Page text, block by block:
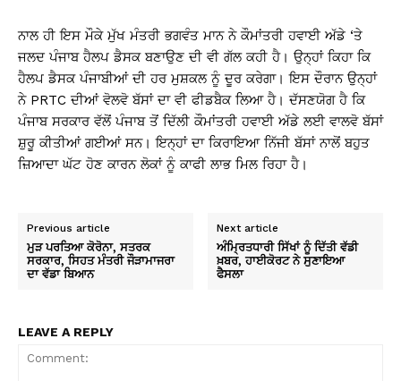
ਨਾਲ ਹੀ ਇਸ ਮੌਕੇ ਮੁੱਖ ਮੰਤਰੀ ਭਗਵੰਤ ਮਾਨ ਨੇ ਕੌਮਾਂਤਰੀ ਹਵਾਈ ਅੱਡੇ ‘ਤੇ
ਜਲਦ ਪੰਜਾਬ ਹੈਲਪ ਡੈਸਕ ਬਣਾਉਣ ਦੀ ਵੀ ਗੱਲ ਕਹੀ ਹੈ। ਉਨ੍ਹਾਂ ਕਿਹਾ ਕਿ
ਹੈਲਪ ਡੈਸਕ ਪੰਜਾਬੀਆਂ ਦੀ ਹਰ ਮੁਸ਼ਕਲ ਨੂੰ ਦੂਰ ਕਰੇਗਾ। ਇਸ ਦੌਰਾਨ ਉਨ੍ਹਾਂ
ਨੇ PRTC ਦੀਆਂ ਵੋਲਵੋ ਬੱਸਾਂ ਦਾ ਵੀ ਫੀਡਬੈਕ ਲਿਆ ਹੈ। ਦੱਸਣਯੋਗ ਹੈ ਕਿ
ਪੰਜਾਬ ਸਰਕਾਰ ਵੱਲੋਂ ਪੰਜਾਬ ਤੋਂ ਦਿੱਲੀ ਕੌਮਾਂਤਰੀ ਹਵਾਈ ਅੱਡੇ ਲਈ ਵਾਲਵੋ ਬੱਸਾਂ
ਸ਼ੁਰੂ ਕੀਤੀਆਂ ਗਈਆਂ ਸਨ। ਇਨ੍ਹਾਂ ਦਾ ਕਿਰਾਇਆ ਨਿੱਜੀ ਬੱਸਾਂ ਨਾਲੋਂ ਬਹੁਤ
ਜ਼ਿਆਦਾ ਘੱਟ ਹੋਣ ਕਾਰਨ ਲੋਕਾਂ ਨੂੰ ਕਾਫੀ ਲਾਭ ਮਿਲ ਰਿਹਾ ਹੈ।
Previous article
ਮੁੜ ਪਰਤਿਆ ਕੋਰੋਨਾ, ਸਤਰਕ
ਸਰਕਾਰ, ਸਿਹਤ ਮੰਤਰੀ ਜੌੜਾਮਾਜਰਾ
ਦਾ ਵੱਡਾ ਬਿਆਨ
Next article
ਅੰਮ੍ਰਿਤਧਾਰੀ ਸਿੱਖਾਂ ਨੂੰ ਦਿੱਤੀ ਵੱਡੀ
ਖ਼ਬਰ, ਹਾਈਕੋਰਟ ਨੇ ਸੁਣਾਇਆ
ਫੈਸਲਾ
LEAVE A REPLY